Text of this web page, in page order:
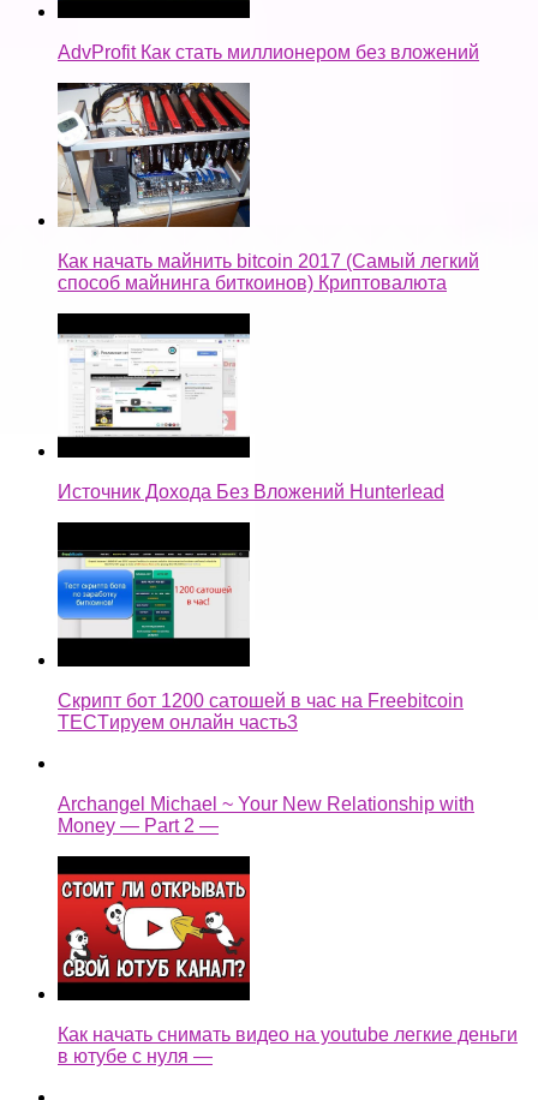
AdvProfit Как стать миллионером без вложений
Как начать майнить bitcoin 2017 (Самый легкий
способ майнинга биткоинов) Криптовалюта
Источник Дохода Без Вложений Hunterlead
Скрипт бот 1200 сатошей в час на Freebitcoin
TECTируем онлайн часть3
Archangel Michael ~ Your New Relationship with
Money — Part 2 —
Как начать снимать видео на youtube легкие деньги
в ютубе с нуля —